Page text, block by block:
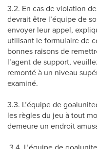
3.2. En cas de violation
devrait être l’équipe de
envoyer leur appel,
utilisant le formulaire de
bonnes raisons de
l’agent de support,
remonté à un niveau
examiné.
3.3. L’équipe de
les règles du jeu à tout
demeure un endroit